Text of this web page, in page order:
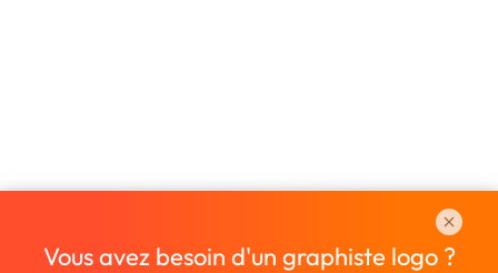
Vous avez besoin d'un graphiste logo ?